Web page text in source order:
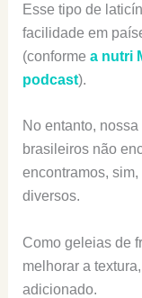
Esse tipo de
facilidade em
(conforme a nutri
podcast).
No entanto,
brasileiros não
encontramos,
diversos.
Como geleias de
melhorar a
adicionado.